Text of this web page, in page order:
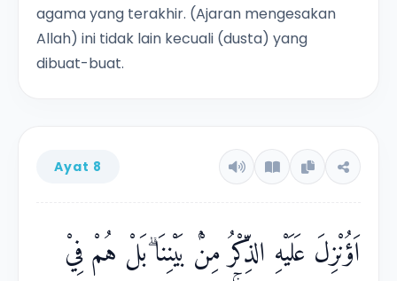
agama yang terakhir. (Ajaran mengesakan
Allah) ini tidak lain kecuali (dusta) yang
dibuat-buat.
Ayat 8
اَؤُنْزِلَ عَلَيْهِ الذِّكْرُ مِنْۢ بَيْنِنَا ۗبَلْ هُمْ فِيْ